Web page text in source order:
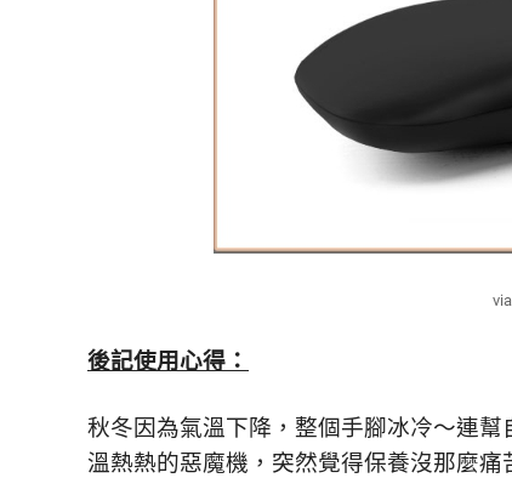
後記使用心得：
秋冬因為氣溫下降，整個手腳冰冷～連幫
溫熱熱的惡魔機， 突然覺得保養沒那麼痛